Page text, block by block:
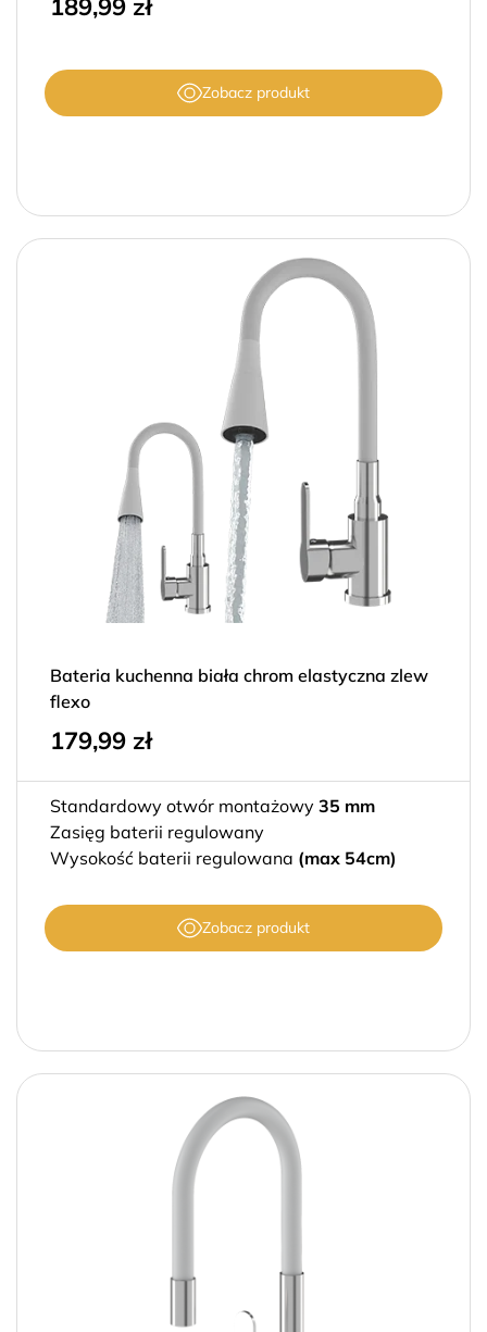
189,99 zł
Zobacz produkt
Bateria kuchenna biała chrom elastyczna zlew
flexo
179,99 zł
Standardowy otwór montażowy 35 mm
Zasięg baterii regulowany
Wysokość baterii regulowana (max 54cm)
Zobacz produkt